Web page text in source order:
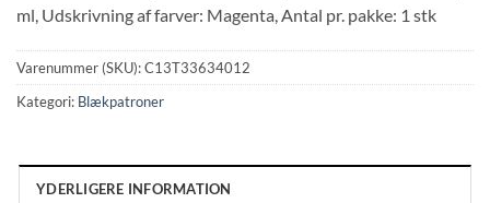
ml, Udskrivning af farver: Magenta, Antal pr. pakke: 1 stk
Varenummer (SKU):C13T33634012
Kategori: Blækpatroner
YDERLIGERE INFORMATION